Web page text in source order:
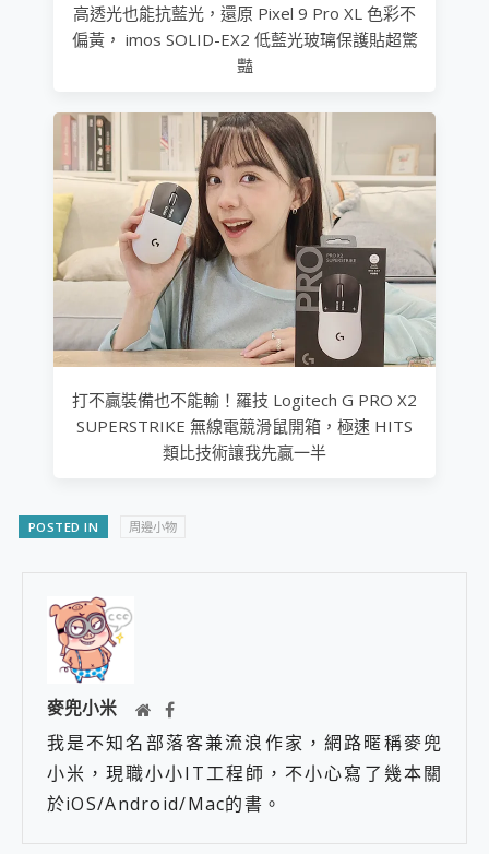
高透光也能抗藍光，還原 Pixel 9 Pro XL 色彩不
偏黃， imos SOLID-EX2 低藍光玻璃保護貼超驚
豔
打不贏裝備也不能輸！羅技 Logitech G PRO X2
SUPERSTRIKE 無線電競滑鼠開箱，極速 HITS
類比技術讓我先贏一半
POSTED IN 周邊小物
麥兜小米
我是不知名部落客兼流浪作家，網路暱稱麥兜
小米，現職小小IT工程師，不小心寫了幾本關
於iOS/Android/Mac的書。